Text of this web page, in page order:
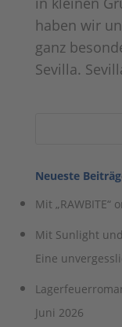
haben wir
ganz
Sevilla.
Neueste
Mit „RAWBITE“
Mit Sunlight
Eine
Juni 2026